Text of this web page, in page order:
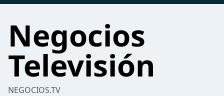
Negocios
Televisión
NEGOCIOS.TV